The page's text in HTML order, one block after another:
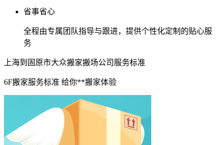
省事省心
全程由专属团队指导与跟进，提供个性化定制的贴心服
务
上海到固原市大众搬家搬场公司服务标准
6F搬家服务标准 给你**搬家体验